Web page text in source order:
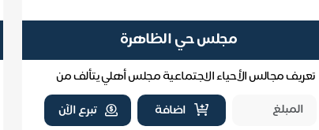
مجلس حي الظاهرة
تعريف مجالس الأحياء الاجتماعية مجلس أهلي يتألف من
سكان الحي يعمل على تحقيق التواصل والتنمية الاجتما...
اضافة تبرع الآن